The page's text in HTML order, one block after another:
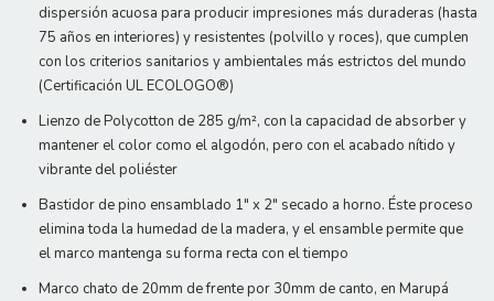
dispersión acuosa para producir impresiones más duraderas (hasta
75 años en interiores) y resistentes (polvillo y roces), que cumplen
con los criterios sanitarios y ambientales más estrictos del mundo
(Certificación UL ECOLOGO®)
Lienzo de Polycotton de 285 g/m², con la capacidad de absorber y
mantener el color como el algodón, pero con el acabado nítido y
vibrante del poliéster
Bastidor de pino ensamblado 1" x 2" secado a horno. Éste proceso
elimina toda la humedad de la madera, y el ensamble permite que
el marco mantenga su forma recta con el tiempo
Marco chato de 20mm de frente por 30mm de canto, en Marupá